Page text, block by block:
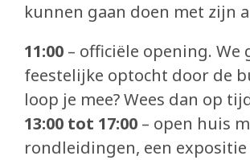
Zin om mee te helpen?
Blog
In de media
kunnen gaan doen met zijn
11:00 – officiële opening. We
feestelijke optocht door de
loop je mee? Wees dan op
13:00 tot 17:00 – open huis
rondleidingen, een expositie